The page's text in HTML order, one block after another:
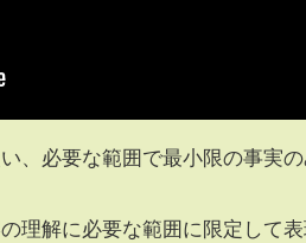
、必要な範囲で最小限の事実
理解に必要な範囲に限定して表